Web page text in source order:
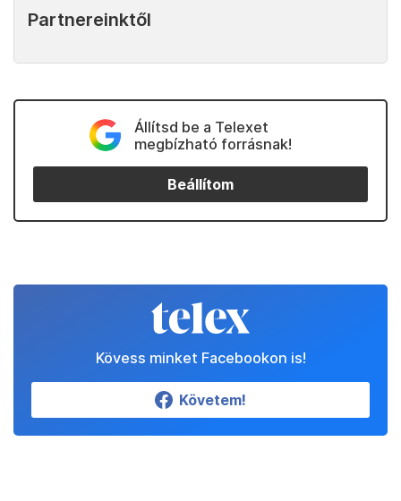
Partnereinktől
Állítsd be a Telexet
megbízható forrásnak!
Beállítom
Kövess minket Facebookon is!
Követem!